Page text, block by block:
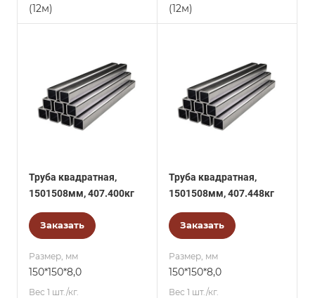
(12м) (12м)
Труба квадратная,
1501508мм, 407.400кг
Заказать
Размер, мм
150*150*8,0
Вес 1 шт./кг.
Труба квадратная,
1501508мм, 407.448кг
Заказать
Размер, мм
150*150*8,0
Вес 1 шт./кг.